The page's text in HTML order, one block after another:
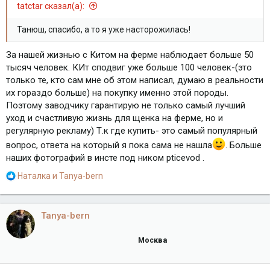
tatctar сказал(а):
Танюш, спасибо, а то я уже насторожилась!
За нашей жизнью с Китом на ферме наблюдает больше 50
тысяч человек. КИт сподвиг уже больше 100 человек-(это
только те, кто сам мне об этом написал, думаю в реальности
их гораздо больше) на покупку именно этой породы.
Поэтому заводчику гарантирую не только самый лучший
уход и счастливую жизнь для щенка на ферме, но и
регулярную рекламу) Т.к где купить- это самый популярный
вопрос, ответа на который я пока сама не нашла
. Больше
наших фотографий в инсте под ником pticevod .
Р
а
к
ц
и
Наталка и Tanya-bern
Tanya-bern
Москва